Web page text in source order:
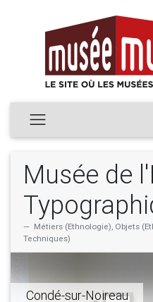
Musée de
Métiers (Ethnologie), Objets
Techniques)
Condé-sur-Noireau